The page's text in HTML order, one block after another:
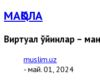
МАҚОЛА
Виртуал ўйинлар –
muslim.uz
- май. 01, 2024